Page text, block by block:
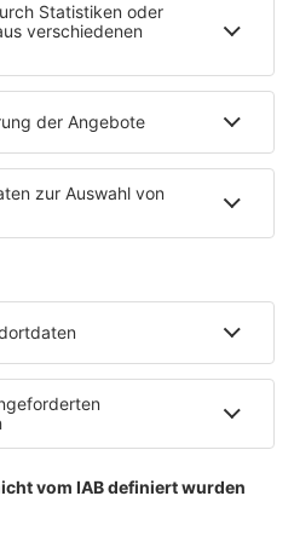
ein neues Fahrradparkhaus
Klinik bietet es
auf dem …